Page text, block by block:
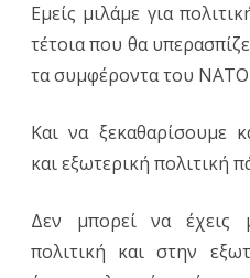
Εμείς μιλάμε για
τέτοια που θα
τα συμφέροντα του ΝΑΤΟ
Και να ξεκαθαρίσουμε
και εξωτερική πολιτική
Δεν μπορεί να έχεις
πολιτική και στην